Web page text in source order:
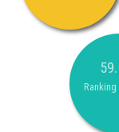
Ranking